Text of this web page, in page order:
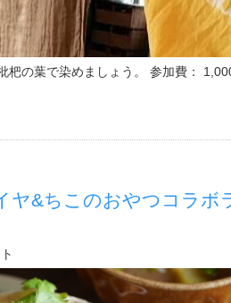
杷の葉で染めましょう。 参加費：
ヤ&ちこのおやつコラボ